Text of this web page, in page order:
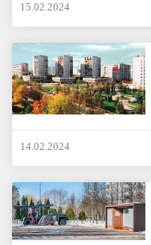
15.02.2024
14.02.2024